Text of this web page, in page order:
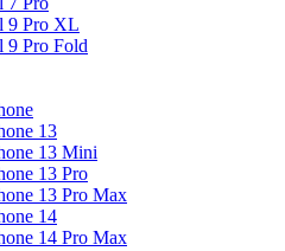
9 Pro XL
9 Pro Fold
13
13 Mini
13 Pro
13 Pro Max
14
14 Pro Max